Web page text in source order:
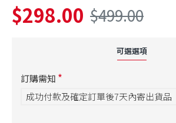
$298.00 $499.00
可選選項
訂購需知
成功付款及確定訂單後7天內寄出貨品